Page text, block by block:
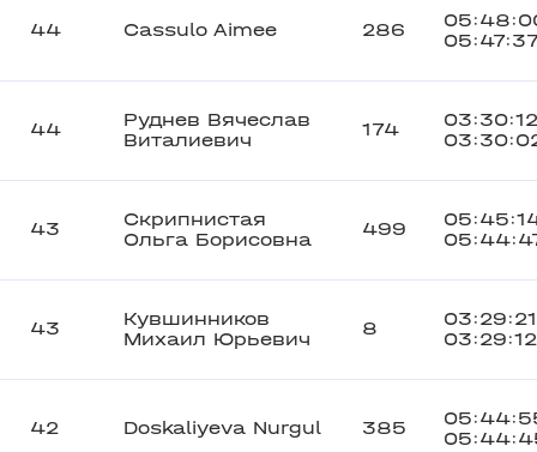
44 Cassulo Aimee 286
44
Руднев Вячеслав
Виталиевич
174
03:30:12
43
Скрипнистая
Ольга Борисовна
499
43
Кувшинников
Михаил Юрьевич
8
03:29:21
03:29:12
42 Doskaliyeva Nurgul 385